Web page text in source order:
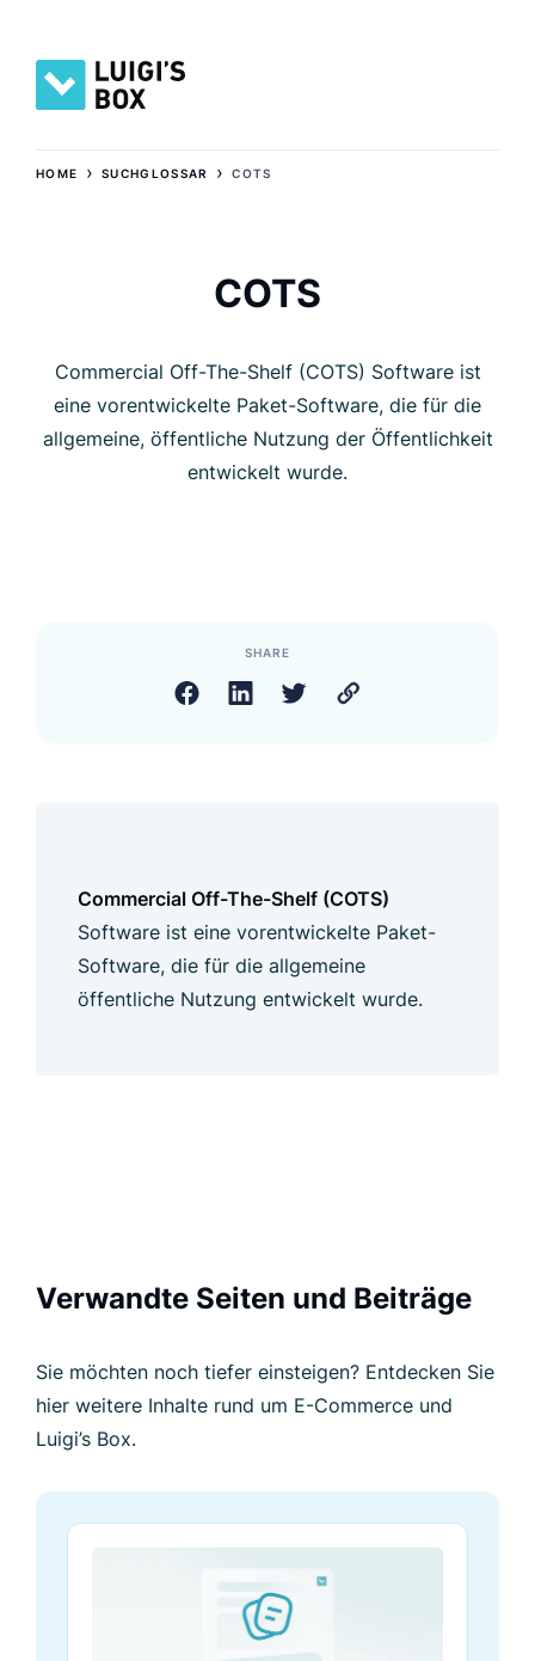
HOME ›SUCHGLOSSAR ›COTS
COTS
Commercial Off-The-Shelf (COTS) Software ist
eine vorentwickelte Paket-Software, die für die
allgemeine, öffentliche Nutzung der Öffentlichkeit
entwickelt wurde.
SHARE
Commercial Off-The-Shelf (COTS)
Software ist eine vorentwickelte Paket-
Software, die für die allgemeine
öffentliche Nutzung entwickelt wurde.
Verwandte Seiten und Beiträge
Sie möchten noch tiefer einsteigen? Entdecken Sie
hier weitere Inhalte rund um E-Commerce und
Luigi’s Box.